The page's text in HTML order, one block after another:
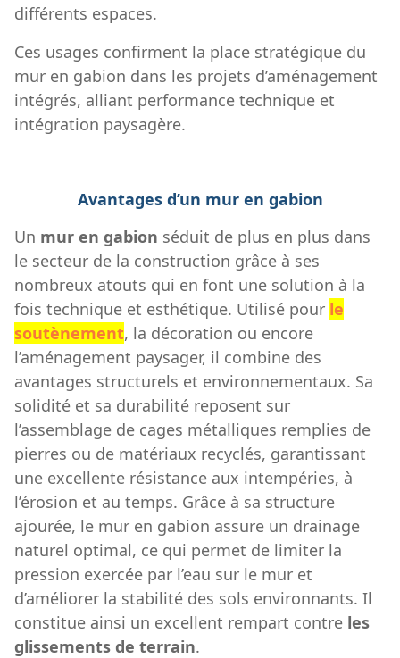
différents espaces.
Ces usages confirment la place stratégique du
mur en gabion dans les projets d’aménagement
intégrés, alliant performance technique et
intégration paysagère.
Avantages d’un mur en gabion
Un mur en gabion séduit de plus en plus dans
le secteur de la construction grâce à ses
nombreux atouts qui en font une solution à la
fois technique et esthétique. Utilisé pour le
soutènement, la décoration ou encore
l’aménagement paysager, il combine des
avantages structurels et environnementaux. Sa
solidité et sa durabilité reposent sur
l’assemblage de cages métalliques remplies de
pierres ou de matériaux recyclés, garantissant
une excellente résistance aux intempéries, à
l’érosion et au temps. Grâce à sa structure
ajourée, le mur en gabion assure un drainage
naturel optimal, ce qui permet de limiter la
pression exercée par l’eau sur le mur et
d’améliorer la stabilité des sols environnants. Il
constitue ainsi un excellent rempart contre les
glissements de terrain.